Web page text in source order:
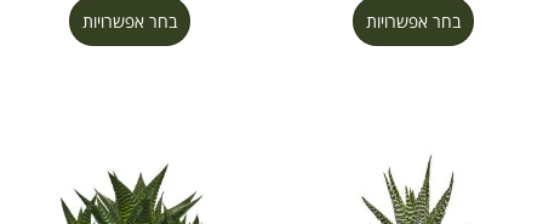
בחר אפשרויות בחר אפשרויות